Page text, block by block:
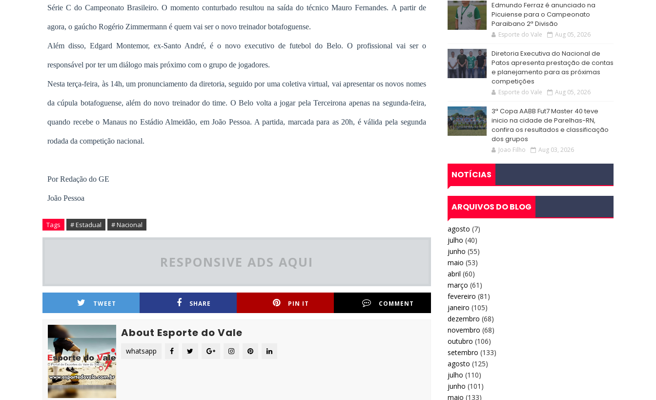
Série C do Campeonato Brasileiro. O momento conturbado resultou na saída do técnico Mauro Fernandes. A partir de
agora, o gaúcho Rogério Zimmermann é quem vai ser o novo treinador botafoguense.
Além disso, Edgard Montemor, ex-Santo André, é o novo executivo de futebol do Belo. O profissional vai ser o
responsável por ter um diálogo mais próximo com o grupo de jogadores.
Nesta terça-feira, às 14h, um pronunciamento da diretoria, seguido por uma coletiva virtual, vai apresentar os novos nomes
da cúpula botafoguense, além do novo treinador do time. O Belo volta a jogar pela Terceirona apenas na segunda-feira,
quando recebe o Manaus no Estádio Almeidão, em João Pessoa. A partida, marcada para as 20h, é válida pela segunda
rodada da competição nacional.
Por Redação do GE
João Pessoa
Tags # Estadual # Nacional
RESPONSIVE ADS AQUI
TWEET SHARE PIN IT COMMENT
About Esporte do Vale
whatsapp
Edmundo Ferraz é anunciado na
Picuiense para o Campeonato
Paraibano 2ª Divisão
Esporte do Vale Aug 05, 2026
Diretoria Executiva do Nacional de
Patos apresenta prestação de contas
e planejamento para as próximas
competições
Esporte do Vale Aug 05, 2026
3ª Copa AABB Fut7 Master 40 teve
inicio na cidade de Parelhas-RN,
confira os resultados e classificação
dos grupos
Joao Filho Aug 03, 2026
NOTÍCIAS
ARQUIVOS DO BLOG
agosto (7)
julho (40)
junho (55)
maio (53)
abril (60)
março (61)
fevereiro (81)
janeiro (105)
dezembro (68)
novembro (68)
outubro (106)
setembro (133)
agosto (125)
julho (110)
junho (101)
maio (133)